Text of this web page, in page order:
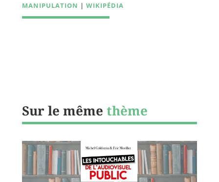
MANIPULATION | WIKIPÉDIA
Sur le même thème